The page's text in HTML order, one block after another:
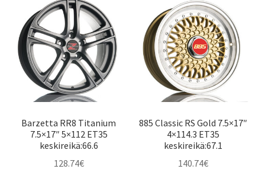
Barzetta RR8 Titanium
7.5×17″ 5×112 ET35
keskireikä:66.6
128.74€
885 Classic RS Gold 7.5×17″
4×114.3 ET35
keskireikä:67.1
140.74€